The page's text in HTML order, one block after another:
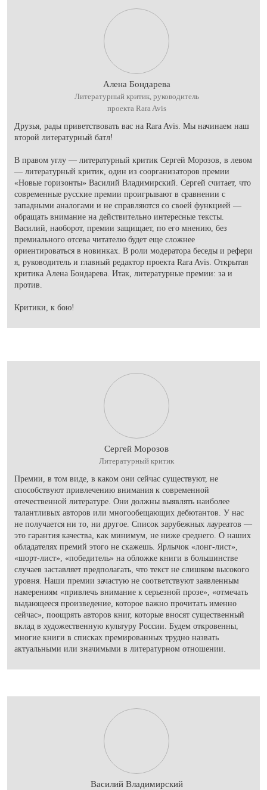
Алена Бондарева
Литературный критик, руководитель
проекта Rara Avis
Друзья, рады приветствовать вас на Rara Avis. Мы начинаем наш
второй литературный батл!
В правом углу — литературный критик Сергей Морозов, в левом
— литературный критик, один из соорганизаторов премии
«Новые горизонты» Василий Владимирский. Сергей считает, что
современные русские премии проигрывают в сравнении с
западными аналогами и не справляются со своей функцией —
обращать внимание на действительно интересные тексты.
Василий, наоборот, премии защищает, по его мнению, без
премиального отсева читателю будет еще сложнее
ориентироваться в новинках. В роли модератора беседы и рефери
я, руководитель и главный редактор проекта Rara Avis. Открытая
критика Алена Бондарева. Итак, литературные премии: за и
против.
Критики, к бою!
Сергей Морозов
Литературный критик
Премии, в том виде, в каком они сейчас существуют, не
способствуют привлечению внимания к современной
отечественной литературе. Они должны выявлять наиболее
талантливых авторов или многообещающих дебютантов. У нас
не получается ни то, ни другое. Список зарубежных лауреатов —
это гарантия качества, как минимум, не ниже среднего. О наших
обладателях премий этого не скажешь. Ярлычок «лонг-лист»,
«шорт-лист», «победитель» на обложке книги в большинстве
случаев заставляет предполагать, что текст не слишком высокого
уровня. Наши премии зачастую не соответствуют заявленным
намерениям «привлечь внимание к серьезной прозе», «отмечать
выдающееся произведение, которое важно прочитать именно
сейчас», поощрять авторов книг, которые вносят существенный
вклад в художественную культуру России. Будем откровенны,
многие книги в списках премированных трудно назвать
актуальными или значимыми в литературном отношении.
Василий Владимирский